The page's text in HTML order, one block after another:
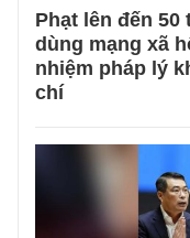
Phạt lên đến
dùng mạng xã
nhiệm pháp lý
chí